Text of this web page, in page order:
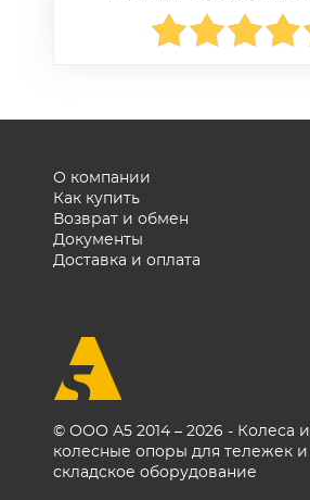
© ООО А5 2014 – 2026 - Колеса и
колесные опоры для тележек и
складское оборудование
О компании
Как купить
Возврат и обмен
Документы
Доставка и оплата